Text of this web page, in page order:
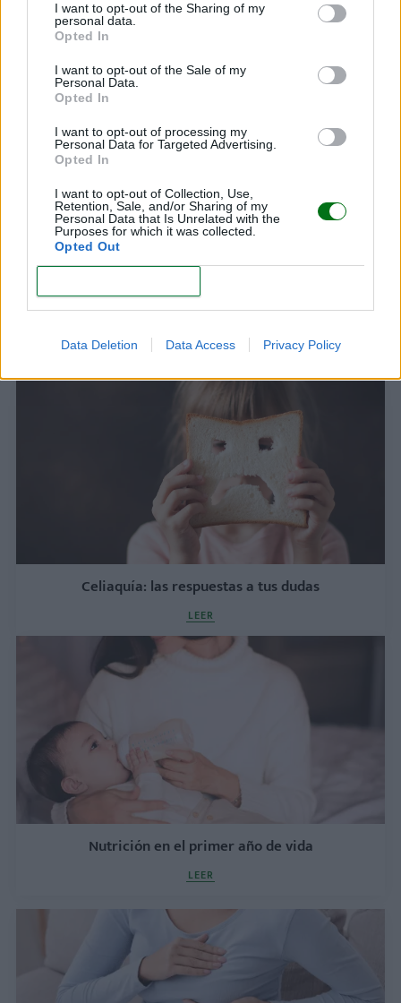
I want to opt-out of the Sharing of my
personal data.
Opted In
I want to opt-out of the Sale of my
Personal Data.
Opted In
I want to opt-out of processing my
Personal Data for Targeted Advertising.
Opted In
I want to opt-out of Collection, Use,
Retention, Sale, and/or Sharing of my
Personal Data that Is Unrelated with the
Purposes for which it was collected.
Opted Out
Data Deletion Data Access Privacy Policy
una de las principales causas de estreñimiento.
Experta en información
m(p)aternidad y familia.
Te puede interesar…
Celiaquía: las respuestas a tus dudas
LEER
Nutrición en el primer año de vida
LEER